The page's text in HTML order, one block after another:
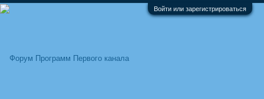
Войти или зарегистрироваться